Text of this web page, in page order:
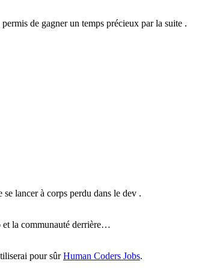
de gagner un temps précieux par la suite .
lancer à corps perdu dans le dev .
et la communauté derrière…
pour sûrHuman Coders Jobs.